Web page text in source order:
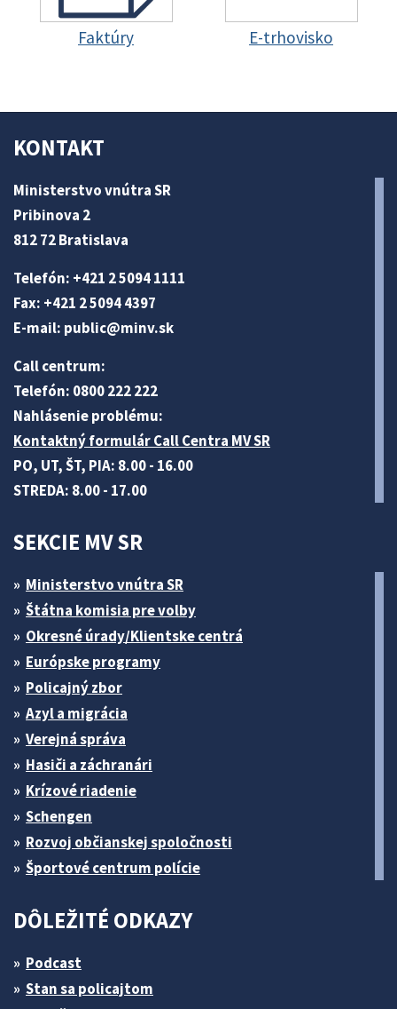
Faktúry E-trhovisko
KONTAKT
Ministerstvo vnútra SR
Pribinova 2
812 72 Bratislava
Telefón: +421 2 5094 1111
Fax: +421 2 5094 4397
E-mail: public@minv.sk
Call centrum:
Telefón: 0800 222 222
Nahlásenie problému:
Kontaktný formulár Call Centra MV SR
PO, UT, ŠT, PIA: 8.00 - 16.00
STREDA: 8.00 - 17.00
SEKCIE MV SR
Ministerstvo vnútra SR
Štátna komisia pre volby
Okresné úrady/Klientske centrá
Európske programy
Policajný zbor
Azyl a migrácia
Verejná správa
Hasiči a záchranári
Krízové riadenie
Schengen
Rozvoj občianskej spoločnosti
Športové centrum polície
DÔLEŽITÉ ODKAZY
Podcast
Stan sa policajtom